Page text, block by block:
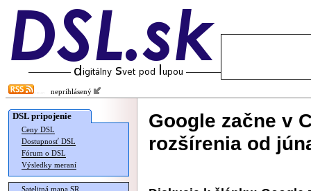
neprihlásený
DSL pripojenie
Ceny DSL
Dostupnosť DSL
Fórum o DSL
Výsledky meraní
Satelitná mapa SR
Google začne v
rozšírenia od